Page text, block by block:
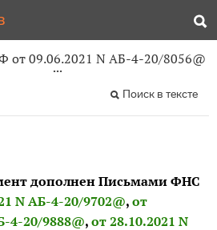
от 09.06.2021 N АБ-4-20/8056@
Поиск в тексте
дополнен Письмами ФНС
N АБ-4-20/9702@, от
4-20/9888@, от 28.10.2021 N